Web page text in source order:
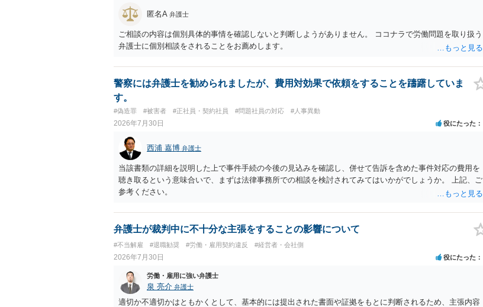
えた部分は、会社もしくは、第三者から支払ってもらうことになります。 会社等との交渉が必要になると
思います（良い会社でしたら、自ら話してくると思いますが・・・）。極めて専門的な話ですので、詳細
もしくは対応を最寄りの弁護士にご相談ください。 以上、ご参考まで。
匿名A 弁護士
ご相談の内容は個別具体的事情を確認しないと判断しようがありません。 ココナラで労働問題を取り扱う
弁護士に個別相談をされることをお薦めします。
警察には弁護士を勧められましたが、費用対効果で依頼をすることを躊躇していま
す。
#偽造罪 #被害者 #正社員・契約社員 #問題社員の対応 #人事異動
2026年7月30日 役にたった
西浦 嘉博 弁護士
当該書類の詳細を説明した上で事件手続の今後の見込みを確認し、併せて告訴を含めた事件対応の費用を
聴き取るという意味合いで、まずは法律事務所での相談を検討されてみてはいかがでしょうか。 上記、ご
参考ください。
弁護士が裁判中に不十分な主張をすることの影響について
#不当解雇 #退職勧奨 #労働・雇用契約違反 #経営者・会社側
2026年7月30日 役にたった
労働・雇用に強い弁護士
泉 亮介 弁護士
適切か不適切かはともかくとして、基本的には提出された書面や証拠をもとに判断されるため、主張内容